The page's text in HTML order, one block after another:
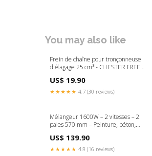
You may also like
Frein de chaîne pour tronçonneuse
d'élagage 25 cm³ - CHESTER FREE
US$ 19.90
★★★★★ 4.7 (30 reviews)
Mélangeur 1600W – 2 vitesses – 2
pales 570 mm – Peinture, béton,
US$ 139.90
★★★★★ 4.8 (16 reviews)